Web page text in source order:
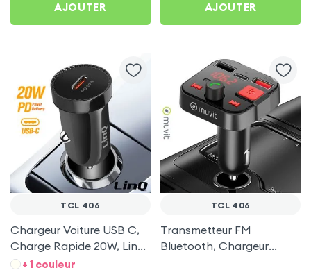
AJOUTER AJOUTER
TCL 406
Chargeur Voiture USB C,
Charge Rapide 20W, LinQ
- Noir pour TCL 406
+ 1 couleur
TCL 406
Transmetteur FM
Bluetooth, Chargeur